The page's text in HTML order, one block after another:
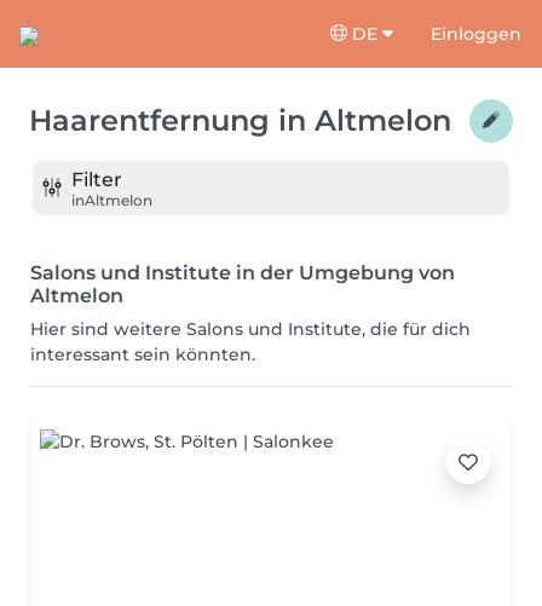
DE Einloggen
Haarentfernung in Altmelon
Filter
inAltmelon
Salons und Institute in der Umgebung von
Altmelon
Hier sind weitere Salons und Institute, die für dich
interessant sein könnten.